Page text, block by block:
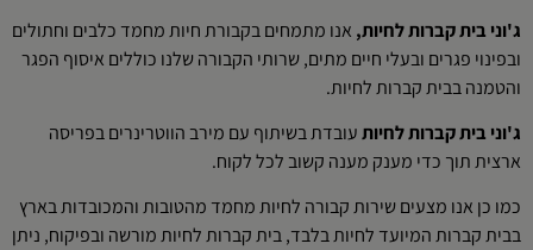
ג'וני בית קברות לחיות, אנו מתמחים בקבורת חיות מחמד כלבים וחתולים
ובפינוי פגרים ובעלי חיים מתים, שרותי הקבורה שלנו כוללים איסוף הפגר
והטמנה בבית קברות לחיות.
ג'וני בית קברות לחיותעובדת בשיתוף עם מירב הווטרינרים בפריסה
ארצית תוך כדי מענק מענה קשוב לכל לקוח.
כמו כן אנו מצעים שירות קבורה לחיות מחמד מהטובות והמכובדות בארץ
בבית קברות המיועד לחיות בלבד, בית קברות לחיות מורשה ובפיקוח, ניתן